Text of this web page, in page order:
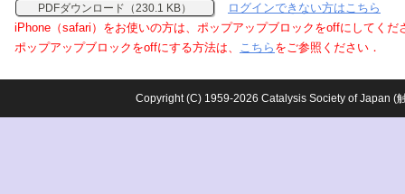
PDFダウンロード（230.1 KB）
ログインできない方はこちら
iPhone（safari）をお使いの方は、ポップアップブロックをoffにしてくだ
ポップアップブロックをoffにする方法は、 こちら をご参照ください．
Copyright (C) 1959-2026 Catalysis Society of Japan (